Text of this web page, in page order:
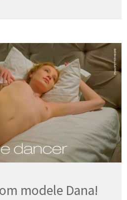
modele Dana!